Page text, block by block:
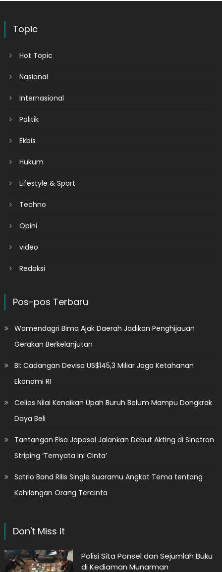
Topic
Hot Topic
Nasional
Internasional
Politik
Ekbis
Hukum
Lifestyle & Sport
Techno
Opini
video
Redaksi
Pos-pos Terbaru
Wamendagri Bima Ajak Daerah Jadikan Penghijauan
Gerakan Berkelanjutan
BI: Cadangan Devisa US$145,3 Miliar Jaga Ketahanan
Ekonomi RI
Celios Nilai Kenaikan Upah Buruh Belum Mampu Dongkrak
Daya Beli
Tantangan Elsa Japasal Jalankan Debut Akting di Sinetron
Striping ‘Ternyata Ini Cinta’
Satrio Band Rilis Single Suaramu Angkat Tema tentang
Kehilangan Orang Tercinta
Don't Miss it
Polisi Sita Ponsel dan Sejumlah Buku
di Kediaman Munarman